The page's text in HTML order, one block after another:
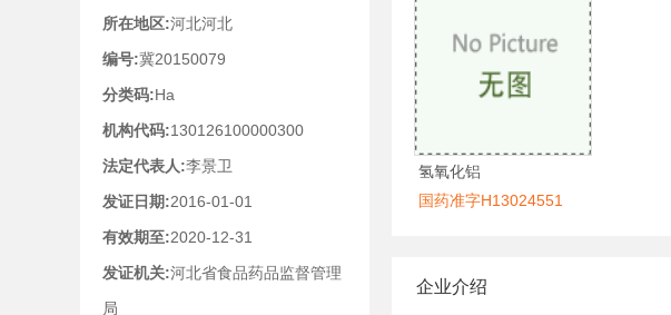
氢氧化铝
国药准字H13024551
企业介绍
所在地区:河北河北
编号:冀20150079
分类码:Ha
机构代码:130126100000300
法定代表人:李景卫
发证日期:2016-01-01
有效期至:2020-12-31
发证机关:河北省食品药品监督管理
局